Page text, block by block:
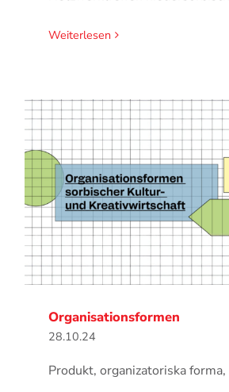
Weiterlesen
Organisationsformen
28.10.24
Produkt, organizatoriska